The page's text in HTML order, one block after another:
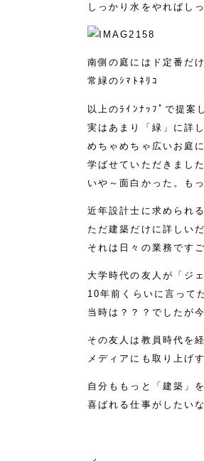
しっかり水をやればし
南側の庭にはド定番だ
常緑のｼﾏﾄﾈﾘｺ
以上のﾗｲﾝﾅｯﾌﾟで提案
実はあまり「緑」に詳
めちゃめちゃ広いお庭
学ばせていただきました
いや～面白かった。も
近年設計士に求められ
ただ建築だけに詳しい
それは日々の業務です
大学時代の友人が「ジ
10年前くらいに言って
当時は？？？でしたが
その友人は教員時代を
メディアにも取り上げ
自分ももっと「建築」
喜ばれる仕事がしたい